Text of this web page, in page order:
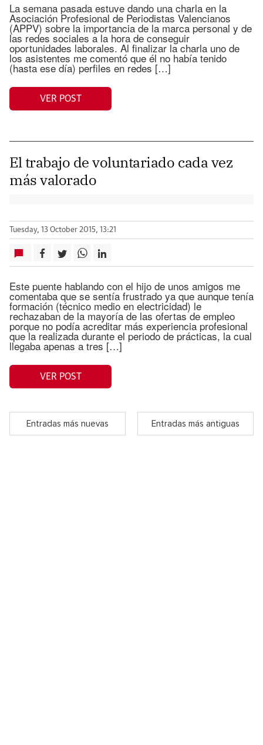
La semana pasada estuve dando una charla en la
Asociación Profesional de Periodistas Valencianos
(APPV) sobre la importancia de la marca personal y de
las redes sociales a la hora de conseguir
oportunidades laborales. Al finalizar la charla uno de
los asistentes me comentó que él no había tenido
(hasta ese día) perfiles en redes […]
VER POST
El trabajo de voluntariado cada vez
más valorado
Tuesday, 13 October 2015, 13:21
Este puente hablando con el hijo de unos amigos me
comentaba que se sentía frustrado ya que aunque tenía
formación (técnico medio en electricidad) le
rechazaban de la mayoría de las ofertas de empleo
porque no podía acreditar más experiencia profesional
que la realizada durante el periodo de prácticas, la cual
llegaba apenas a tres […]
VER POST
Entradas más nuevas Entradas más antiguas